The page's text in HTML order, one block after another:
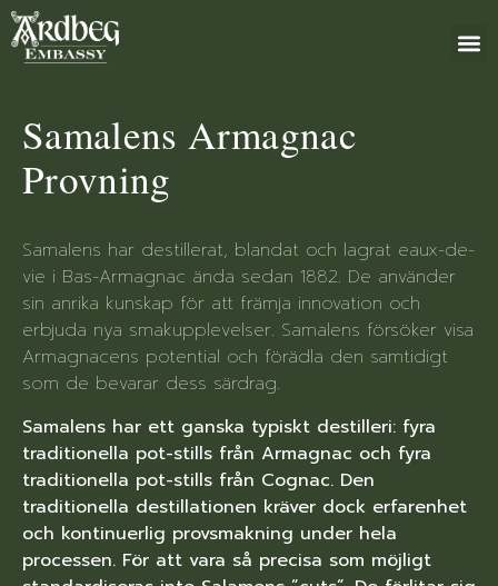
Samalens Armagnac
Provning
Samalens har destillerat, blandat och lagrat eaux-de-
vie i Bas-Armagnac ända sedan 1882. De använder
sin anrika kunskap för att främja innovation och
erbjuda nya smakupplevelser. Samalens försöker visa
Armagnacens potential och förädla den samtidigt
som de bevarar dess särdrag.
Samalens har ett ganska typiskt destilleri: fyra
traditionella pot-stills från Armagnac och fyra
traditionella pot-stills från Cognac. Den
traditionella destillationen kräver dock erfarenhet
och kontinuerlig provsmakning under hela
processen. För att vara så precisa som möjligt